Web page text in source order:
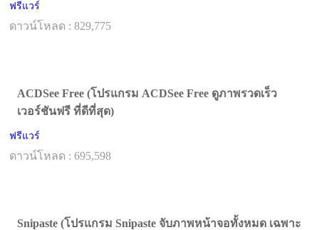
ฟรีแวร์
ดาวน์โหลด : 829,775
ACDSee Free (โปรแกรม ACDSee Free ดูภาพรวดเร็ว
เวอร์ชันฟรี ที่ดีที่สุด)
ฟรีแวร์
ดาวน์โหลด : 695,598
Snipaste (โปรแกรม Snipaste จับภาพหน้าจอทั้งหมด เฉพาะ